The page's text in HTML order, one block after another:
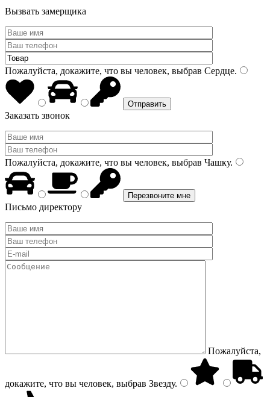
Вызвать замерщика
Пожалуйста, докажите, что вы человек, выбрав Сердце.
Заказать звонок
Пожалуйста, докажите, что вы человек, выбрав Чашку.
Письмо директору
Пожалуйста,
докажите, что вы человек, выбрав Звезду.